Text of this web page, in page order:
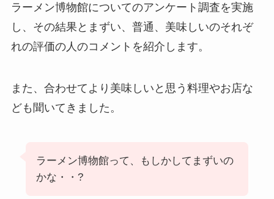
ラーメン博物館についてのアンケート調査を実施
し、その結果とまずい、普通、美味しいのそれぞ
れの評価の人のコメントを紹介します。
また、合わせてより美味しいと思う料理やお店な
ども聞いてきました。
ラーメン博物館って、もしかしてまずいの
かな・・?